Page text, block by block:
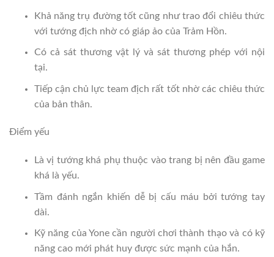
Khả năng trụ đường tốt cũng như trao đổi chiêu thức
với tướng địch nhờ có giáp ảo của Trảm Hồn.
Có cả sát thương vật lý và sát thương phép với nội
tại.
Tiếp cận chủ lực team địch rất tốt nhờ các chiêu thức
của bản thân.
Điểm yếu
Là vị tướng khá phụ thuộc vào trang bị nên đầu game
khá là yếu.
Tầm đánh ngắn khiến dễ bị cấu máu bởi tướng tay
dài.
Kỹ năng của Yone cần người chơi thành thạo và có kỹ
năng cao mới phát huy được sức mạnh của hắn.